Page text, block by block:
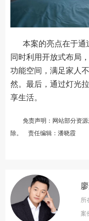
本案的亮点在于通
同时利用开放式布局
功能空间，满足家人
然。最后，通过灯光
享生活。
免责声明：网站部分资
除。 责任编辑：潘晓霞
所
案